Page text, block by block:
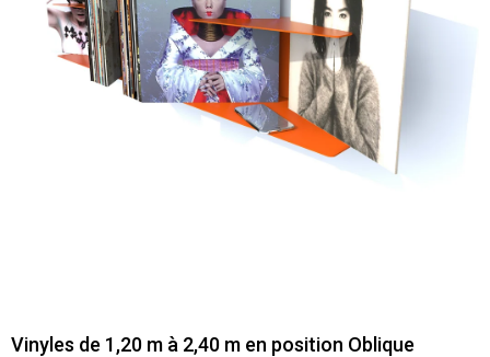
Vinyles de 1,20 m à 2,40 m en position Oblique